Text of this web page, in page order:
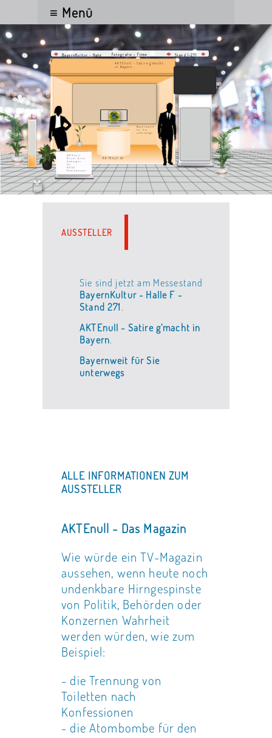
≡ Menü
BayernKultur - Halle
F
Fotografie • Filme Stand 1-271
AKTEnull - Satire g’macht
in Bayern
Bayernweit
für Sie
unterwegs
AKTEnull.de
AKTEnull
Oliver Gilch
Amberger
Str.
93152
Etterzhausen
AUSSTELLER
Sie sind jetzt am Messestand
BayernKultur - Halle F -
Stand 271.
AKTEnull - Satire g’macht in
Bayern.
Bayernweit für Sie
unterwegs
ALLE INFORMATIONEN ZUM
AUSSTELLER
AKTEnull - Das Magazin
Wie würde ein TV-Magazin
aussehen, wenn heute noch
undenkbare Hirngespinste
von Politik, Behörden oder
Konzernen Wahrheit
werden würden, wie zum
Beispiel:
- die Trennung von
Toiletten nach
Konfessionen
- die Atombombe für den